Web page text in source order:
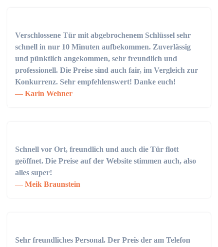
Verschlossene Tür mit abgebrochenem Schlüssel sehr
schnell in nur 10 Minuten aufbekommen. Zuverlässig
und pünktlich angekommen, sehr freundlich und
professionell. Die Preise sind auch fair, im Vergleich zur
Konkurrenz. Sehr empfehlenswert! Danke euch!
Karin Wehner
Schnell vor Ort, freundlich und auch die Tür flott
geöffnet. Die Preise auf der Website stimmen auch, also
alles super!
Meik Braunstein
Sehr freundliches Personal. Der Preis der am Telefon